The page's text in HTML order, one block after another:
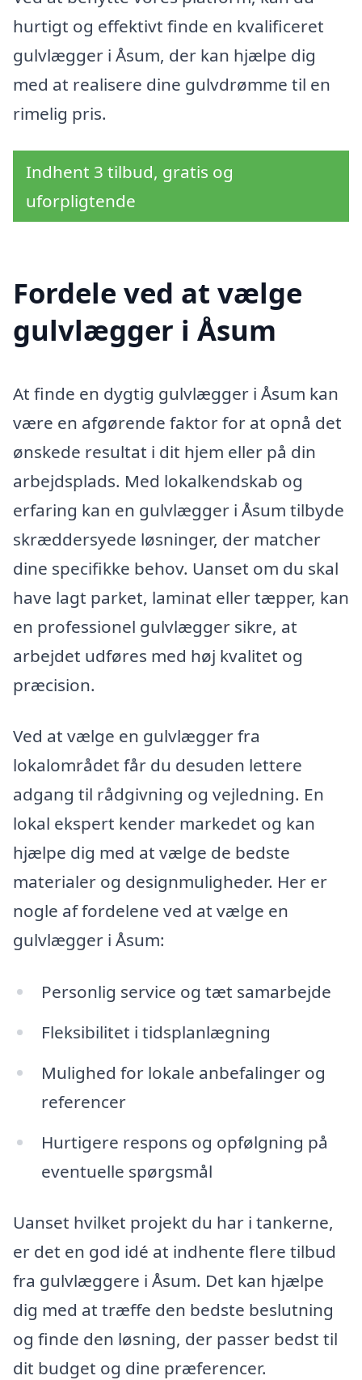
hurtigt og effektivt finde en kvalificeret
gulvlægger i Åsum, der kan hjælpe dig
med at realisere dine gulvdrømme til en
rimelig pris.
Indhent 3 tilbud, gratis og
uforpligtende
Fordele ved at vælge
gulvlægger i Åsum
At finde en dygtig gulvlægger i Åsum kan
være en afgørende faktor for at opnå det
ønskede resultat i dit hjem eller på din
arbejdsplads. Med lokalkendskab og
erfaring kan en gulvlægger i Åsum tilbyde
skræddersyede løsninger, der matcher
dine specifikke behov. Uanset om du skal
have lagt parket, laminat eller tæpper, kan
en professionel gulvlægger sikre, at
arbejdet udføres med høj kvalitet og
præcision.
Ved at vælge en gulvlægger fra
lokalområdet får du desuden lettere
adgang til rådgivning og vejledning. En
lokal ekspert kender markedet og kan
hjælpe dig med at vælge de bedste
materialer og designmuligheder. Her er
nogle af fordelene ved at vælge en
gulvlægger i Åsum:
Personlig service og tæt samarbejde
Fleksibilitet i tidsplanlægning
Mulighed for lokale anbefalinger og
referencer
Hurtigere respons og opfølgning på
eventuelle spørgsmål
Uanset hvilket projekt du har i tankerne,
er det en god idé at indhente flere tilbud
fra gulvlæggere i Åsum. Det kan hjælpe
dig med at træffe den bedste beslutning
og finde den løsning, der passer bedst til
dit budget og dine præferencer.